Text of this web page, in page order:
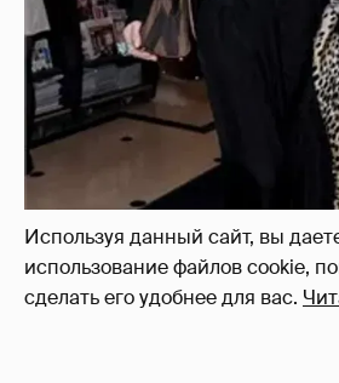
Используя данный сайт, вы
использование файлов cookie,
сделать его удобнее для вас.